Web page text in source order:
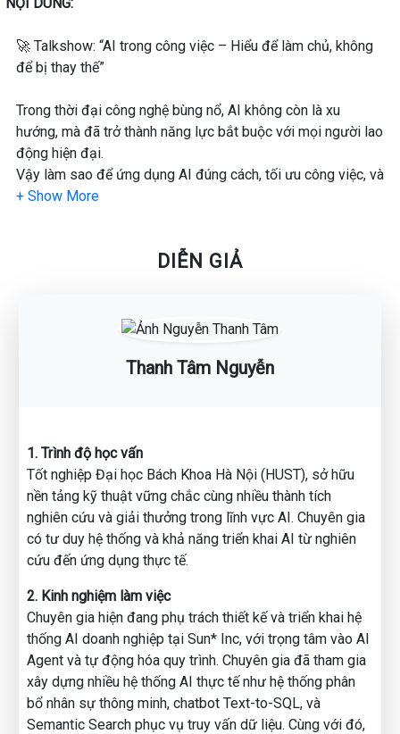
🚀 Talkshow: “AI trong công việc – Hiểu để làm chủ, không
để bị thay thế”
Trong thời đại công nghệ bùng nổ, AI không còn là xu
hướng, mà đã trở thành năng lực bắt buộc với mọi người lao
động hiện đại.
Vậy làm sao để ứng dụng AI đúng cách, tối ưu công việc, và
nâng cao hiệu suất mỗi ngày?
liệu và ứng dụng CNTT nâng cao.
chuyên ngành, mang đến góc nhìn thực tế về AI, lập trình và
🔹 Tầm quan trọng của AI trong công việc hiện nay
🔹 Cách ứng dụng AI để tự động hóa và tối ưu năng suất
🔹 Sử dụng AI như thế nào để hiệu quả và bền vững
🎯 Đối tượng tham dự:
Dành cho tất cả những ai muốn hiểu – ứng dụng – làm chủ
📅 Thời gian: Từ 9H đến 11H Thứ 7 ngày 15 tháng 11
📍Online
📞 Đăng ký ngay: forms.gle/8ZoTwktDpodKXE7k9
📞 Liên hệ: MCI Academy – 0352 433 233
🌐 mcivietnam.com | 💬 facebook.com/hocvienmci
DIỄN GIẢ
Thanh Tâm Nguyễn
1. Trình độ học vấn
Tốt nghiệp Đại học Bách Khoa Hà Nội (HUST), sở hữu
nền tảng kỹ thuật vững chắc cùng nhiều thành tích
nghiên cứu và giải thưởng trong lĩnh vực AI. Chuyên gia
có tư duy hệ thống và khả năng triển khai AI từ nghiên
cứu đến ứng dụng thực tế.
2. Kinh nghiệm làm việc
Chuyên gia hiện đang phụ trách thiết kế và triển khai hệ
thống AI doanh nghiệp tại Sun* Inc, với trọng tâm vào AI
Agent và tự động hóa quy trình. Chuyên gia đã tham gia
xây dựng nhiều hệ thống AI thực tế như hệ thống phân
bổ nhân sự thông minh, chatbot Text-to-SQL, và
Semantic Search phục vụ truy vấn dữ liệu. Cùng với đó,